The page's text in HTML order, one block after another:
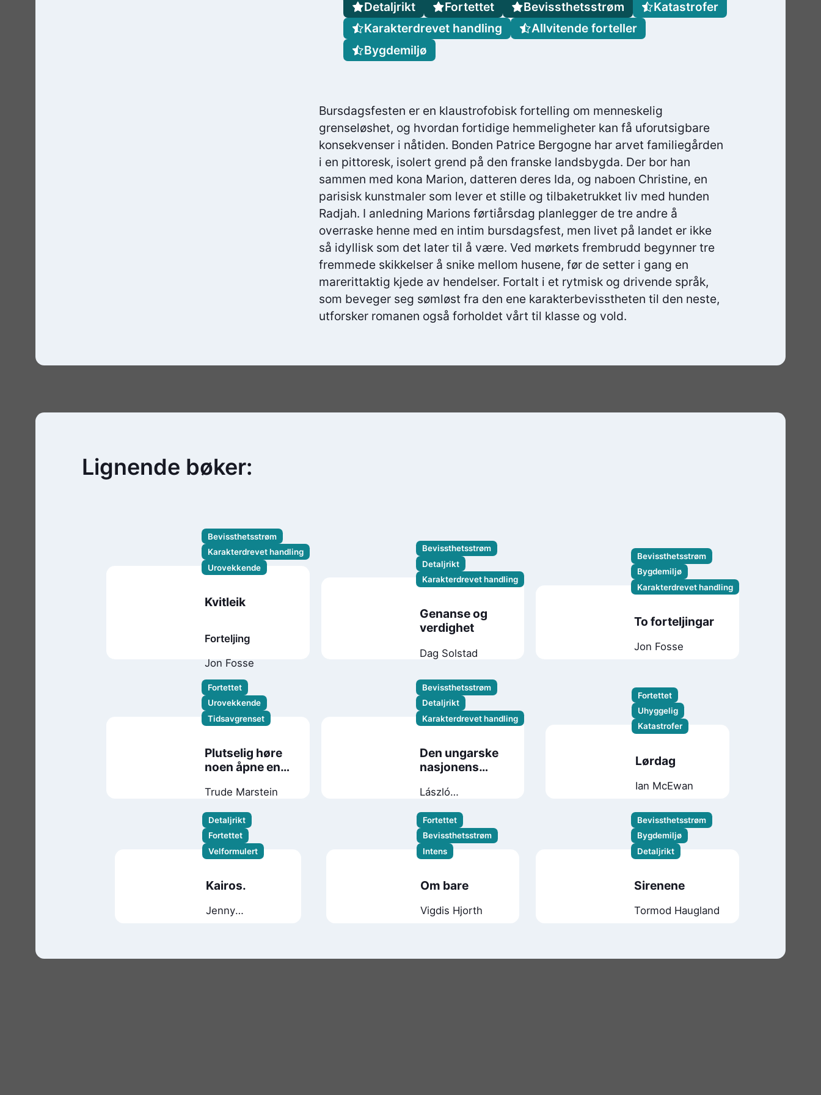
Bursdagsfesten er en klaustrofobisk fortelling om menneskelig
grenseløshet, og hvordan fortidige hemmeligheter kan få uforutsigbare
konsekvenser i nåtiden. Bonden Patrice Bergogne har arvet familiegården
i en pittoresk, isolert grend på den franske landsbygda. Der bor han
sammen med kona Marion, datteren deres Ida, og naboen Christine, en
parisisk kunstmaler som lever et stille og tilbaketrukket liv med hunden
Radjah. I anledning Marions førtiårsdag planlegger de tre andre å
overraske henne med en intim bursdagsfest, men livet på landet er ikke
så idyllisk som det later til å være. Ved mørkets frembrudd begynner tre
fremmede skikkelser å snike mellom husene, før de setter i gang en
marerittaktig kjede av hendelser. Fortalt i et rytmisk og drivende språk,
som beveger seg sømløst fra den ene karakterbevisstheten til den neste,
utforsker romanen også forholdet vårt til klasse og vold.
Detaljrikt Fortettet Bevissthetsstrøm
Katastrofer
Karakterdrevet handling
Allvitende forteller
Bygdemiljø
Lignende bøker:
Bevissthetsstrøm
Karakterdrevet handling
Urovekkende
Kvitleik
Forteljing
Jon Fosse
Bevissthetsstrøm
Detaljrikt
Karakterdrevet handling
Genanse og
verdighet
Dag Solstad
Bevissthetsstrøm
Bygdemiljø
Karakterdrevet handling
To forteljingar
Jon Fosse
Fortettet
Urovekkende
Tidsavgrenset
Plutselig høre
noen åpne en
Trude Marstein
Bevissthetsstrøm
Detaljrikt
Karakterdrevet handling
Den ungarske
nasjonens
László
Fortettet
Uhyggelig
Katastrofer
Lørdag
Ian McEwan
Detaljrikt
Fortettet
Velformulert
Kairos.
Jenny
Fortettet
Bevissthetsstrøm
Intens
Om bare
Vigdis Hjorth
Bevissthetsstrøm
Bygdemiljø
Detaljrikt
Sirenene
Tormod Haugland